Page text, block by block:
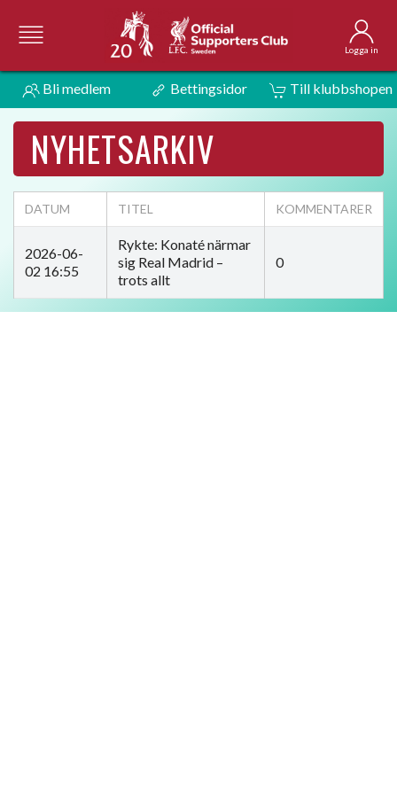
Logga in
Bli medlem Bettingsidor Till klubbshopen
NYHETSARKIV
DATUM TITEL KOMMENTARER
2026-06-
02 16:55
Rykte: Konaté närmar
sig Real Madrid –
trots allt
0